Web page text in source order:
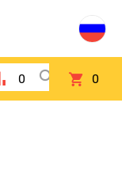
0 0